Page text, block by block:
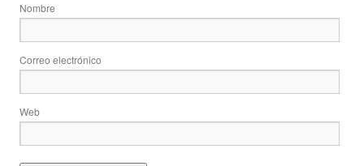
Nombre
Correo electrónico
Web